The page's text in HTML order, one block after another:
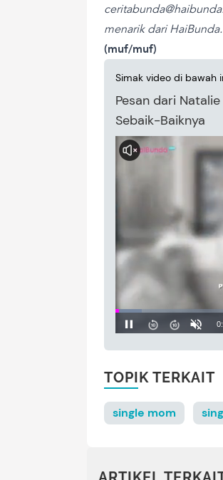
menarik dari HaiBunda.
(muf/muf)
Simak video di bawah
Pesan dari
Sebaik-Baiknya
TOPIK TERKAIT
single mom